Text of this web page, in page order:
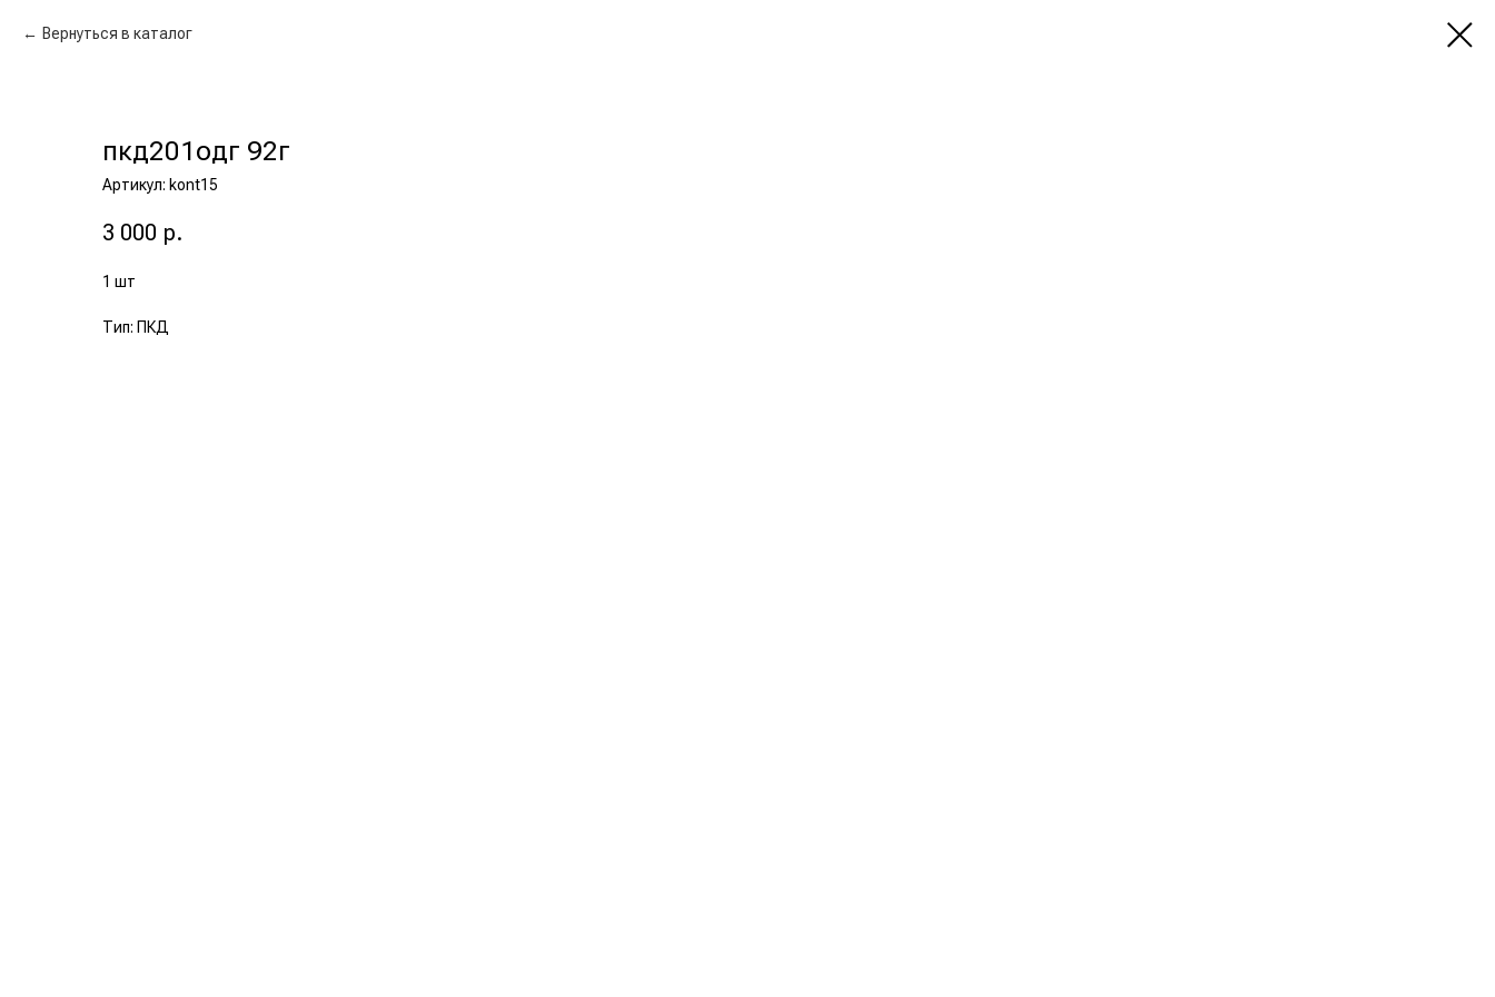
Вернуться в каталог
пкд201одг 92г
Артикул: kont15
3 000 р.
1 шт
Тип: ПКД